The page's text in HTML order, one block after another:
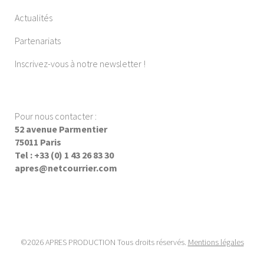
Actualités
Partenariats
Inscrivez-vous à notre newsletter !
Pour nous contacter :
52 avenue Parmentier
75011 Paris
Tel : +33 (0) 1 43 26 83 30
apres@netcourrier.com
©2026 APRES PRODUCTION Tous droits réservés. Mentions légales